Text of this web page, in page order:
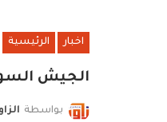
اخبار الرئيسية
الجيش
بواسطة